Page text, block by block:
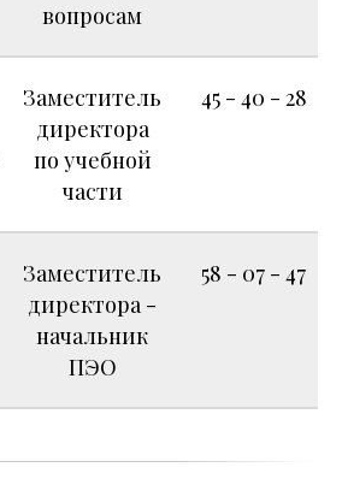
вопросам
Заместитель
директора
по учебной
части
45 - 40 - 28
Заместитель
директора -
начальник
ПЭО
58 - 07 - 47